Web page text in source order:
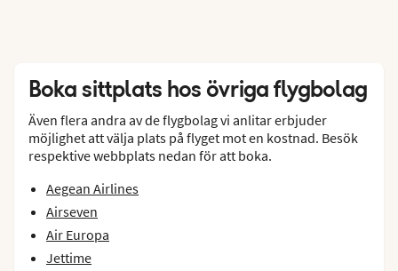
Boka sittplats hos övriga flygbolag
Även flera andra av de flygbolag vi anlitar erbjuder
möjlighet att välja plats på flyget mot en kostnad. Besök
respektive webbplats nedan för att boka.
Aegean Airlines
Airseven
Air Europa
Jettime